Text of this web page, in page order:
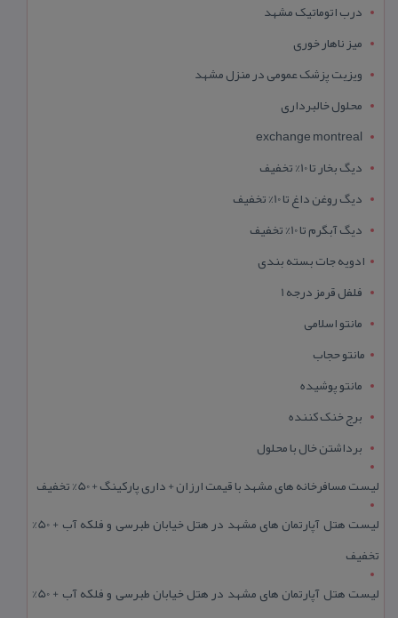
درب اتوماتیک مشهد
میز ناهار خوری
ویزیت پزشک عمومی در منزل مشهد
محلول خالبرداری
exchange montreal
دیگ بخار تا 10% تخفیف
دیگ روغن داغ تا 10% تخفیف
دیگ آبگرم تا 10% تخفیف
ادویه جات بسته بندی
فلفل قرمز درجه 1
مانتو اسلامی
مانتو حجاب
مانتو پوشیده
برج خنک کننده
برداشتن خال با محلول
لیست مسافرخانه های مشهد با قیمت ارزان + داری پارکینگ + 50% تخفیف
لیست هتل آپارتمان های مشهد در هتل خیابان طبرسی و فلکه آب + 50%
تخفیف
لیست هتل آپارتمان های مشهد در هتل خیابان طبرسی و فلکه آب + 50%